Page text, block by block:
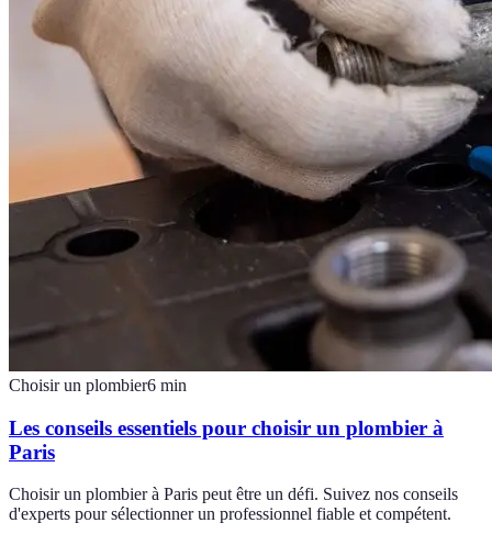
Choisir un plombier6 min
Les conseils essentiels pour choisir un plombier à
Paris
Choisir un plombier à Paris peut être un défi. Suivez nos conseils
d'experts pour sélectionner un professionnel fiable et compétent.